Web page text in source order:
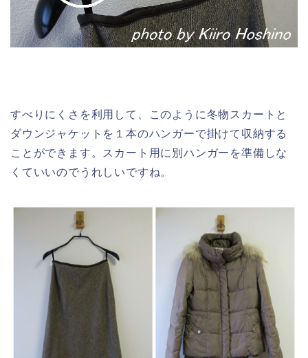
すべりにくさを利用して、このように冬物スカートと
ダウンジャケットを１本のハンガーで掛けて収納する
ことができます。スカート用に別ハンガーを準備しな
くていいのでうれしいですね。